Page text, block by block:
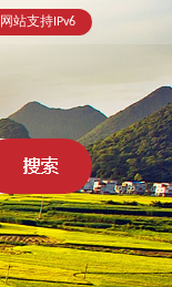
网站支持IPv6